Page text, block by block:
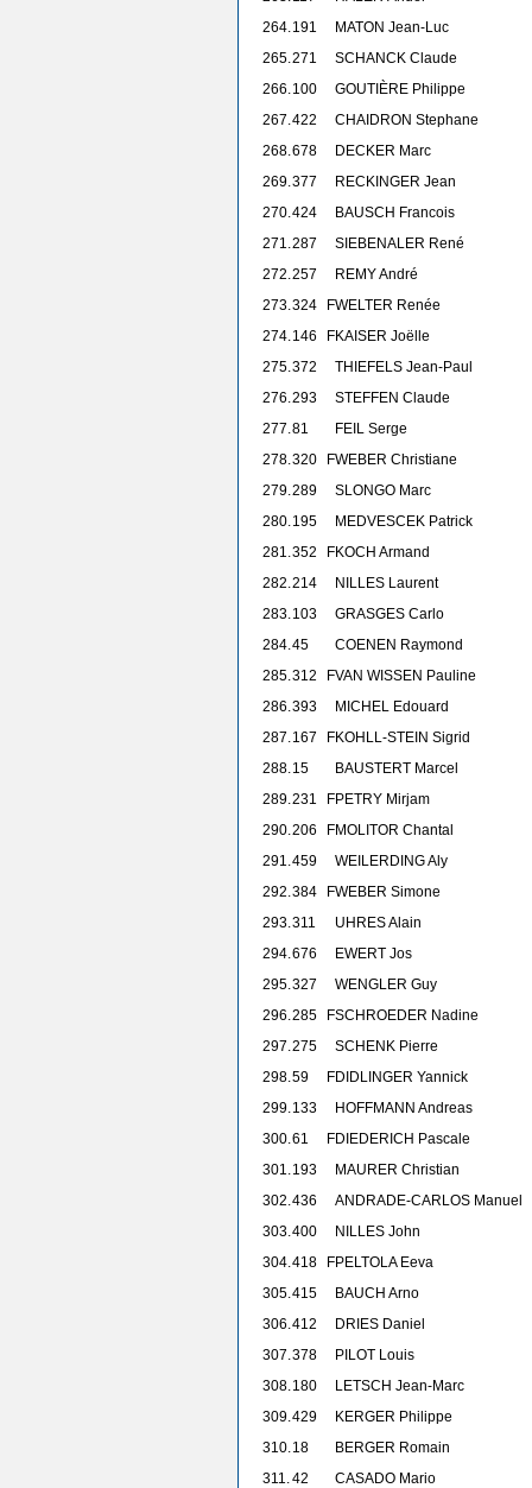
264.191
MATON Jean-Luc
265.271
SCHANCK Claude
266.100
GOUTIÈRE Philippe
267.422
CHAIDRON Stephane
268.678
DECKER Marc
269.377
RECKINGER Jean
270.424
BAUSCH Francois
271.287
SIEBENALER René
272.257
REMY André
273.324 FWELTER Renée
274.146 FKAISER Joëlle
275.372
THIEFELS Jean-Paul
276.293
STEFFEN Claude
277.81
FEIL Serge
278.320 FWEBER Christiane
279.289
SLONGO Marc
280.195
MEDVESCEK Patrick
281.352 FKOCH Armand
282.214
NILLES Laurent
283.103
GRASGES Carlo
284.45
COENEN Raymond
285.312 FVAN WISSEN Pauline
286.393
MICHEL Edouard
287.167 FKOHLL-STEIN Sigrid
288.15
BAUSTERT Marcel
289.231 FPETRY Mirjam
290.206 FMOLITOR Chantal
291.459
WEILERDING Aly
292.384 FWEBER Simone
293.311
UHRES Alain
294.676
EWERT Jos
295.327
WENGLER Guy
296.285 FSCHROEDER Nadine
297.275
SCHENK Pierre
298.59 FDIDLINGER Yannick
299.133
HOFFMANN Andreas
300.61 FDIEDERICH Pascale
301.193
MAURER Christian
302.436
ANDRADE-CARLOS Manuel
303.400
NILLES John
304.418 FPELTOLA Eeva
305.415
BAUCH Arno
306.412
DRIES Daniel
307.378
PILOT Louis
308.180
LETSCH Jean-Marc
309.429
KERGER Philippe
310.18
BERGER Romain
311.42
CASADO Mario